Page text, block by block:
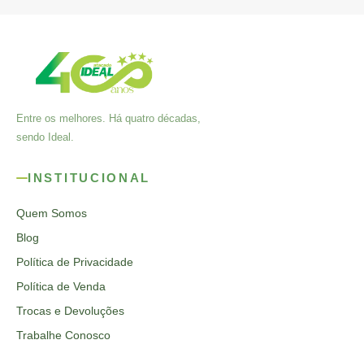
Entre os melhores. Há quatro décadas,
sendo Ideal.
INSTITUCIONAL
Quem Somos
Blog
Política de Privacidade
Política de Venda
Trocas e Devoluções
Trabalhe Conosco